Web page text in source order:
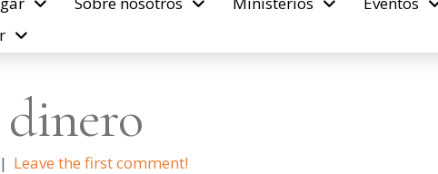
| Leave the first comment!